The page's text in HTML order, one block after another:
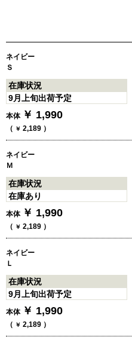
ネイビー
Ｓ
在庫状況
9月上旬出荷予定
本体 ￥ 1,990
（ ￥ 2,189 ）
ネイビー
Ｍ
在庫状況
在庫あり
本体 ￥ 1,990
（ ￥ 2,189 ）
ネイビー
Ｌ
在庫状況
9月上旬出荷予定
本体 ￥ 1,990
（ ￥ 2,189 ）